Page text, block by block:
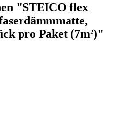
"STEICO flex
pro Paket (7m²)"